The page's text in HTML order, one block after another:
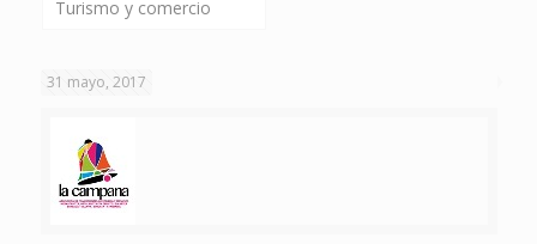
Turismo y comercio
31 mayo, 2017